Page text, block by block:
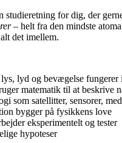
studieretning for dig, der
– helt fra den mindste
det imellem.
lyd og bevægelse fungerer
matematik til at beskrive
som satellitter, sensorer,
bygger på fysikkens love
eksperimentelt og tester
hypoteser